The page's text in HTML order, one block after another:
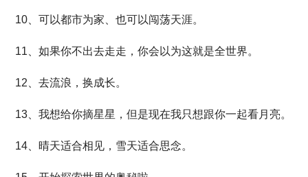
10、可以都市为家、也可以闯荡天涯。
11、如果你不出去走走，你会以为这就是全世界。
12、去流浪，换成长。
13、我想给你摘星星，但是现在我只想跟你一起看月亮。
14、晴天适合相见，雪天适合思念。